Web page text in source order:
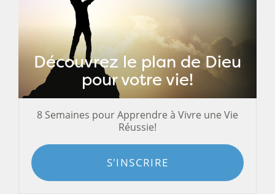
Découvrez le plan de Dieu
pour votre vie!
8 Semaines pour Apprendre à Vivre une Vie
Réussie!
S'INSCRIRE